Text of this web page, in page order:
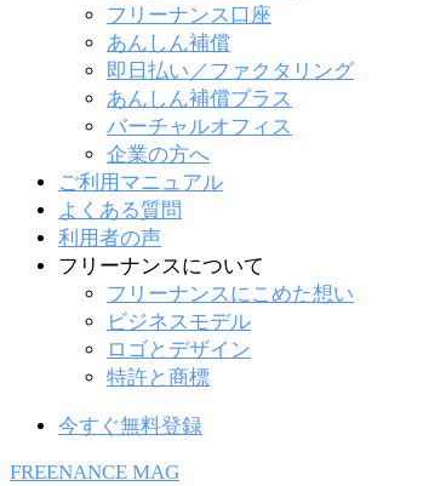
フリーナンス口座
あんしん補償
即日払い／ファクタリング
あんしん補償プラス
バーチャルオフィス
企業の方へ
ご利用マニュアル
よくある質問
利用者の声
フリーナンスについて
フリーナンスにこめた想い
ビジネスモデル
ロゴとデザイン
特許と商標
今すぐ無料登録
FREENANCE MAG